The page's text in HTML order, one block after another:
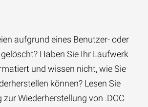
aufgrund eines Benutzer- oder
Haben Sie Ihr Laufwerk
und wissen nicht, wie Sie
können? Lesen Sie
zur Wiederherstellung von .DOC